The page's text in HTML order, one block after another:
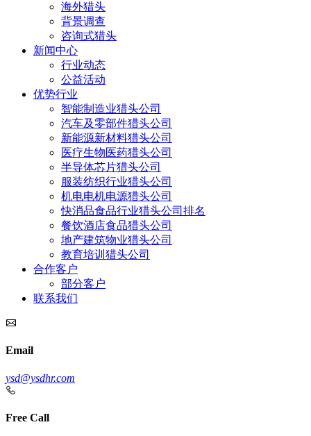
海外猎头
背景调查
咨询式猎头
新闻中心
行业动态
公益活动
优势行业
智能制造业猎头公司
汽车及零部件猎头公司
新能源新材料猎头公司
医疗生物医药猎头公司
半导体芯片猎头公司
服装纺织行业猎头公司
机电电机电源猎头公司
快消品食品行业猎头公司排名
餐饮酒店食品猎头公司
地产建筑物业猎头公司
教育培训猎头公司
合作客户
部分客户
联系我们
Email
ysd@ysdhr.com
Free Call